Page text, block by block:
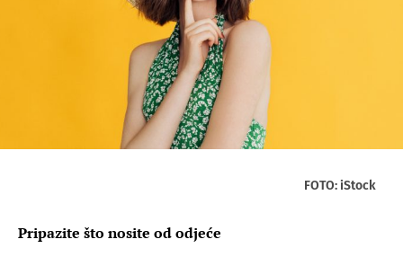
FOTO: iStock
Pripazite što nosite od odjeće